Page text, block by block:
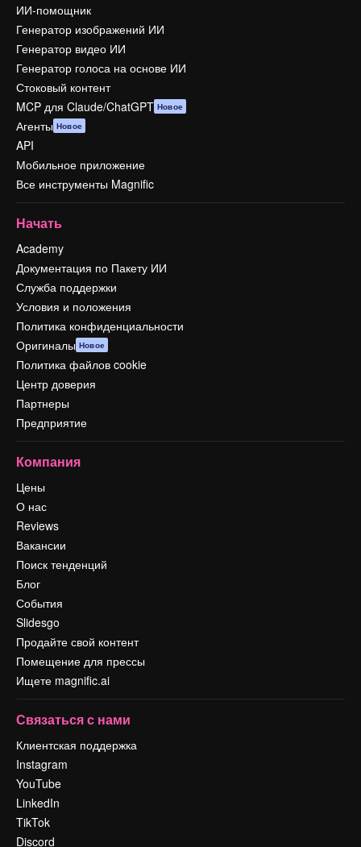
ИИ-помощник
Генератор изображений ИИ
Генератор видео ИИ
Генератор голоса на основе ИИ
Стоковый контент
MCP для Claude/ChatGPT Новое
Агенты Новое
API
Мобильное приложение
Все инструменты Magnific
Начать
Academy
Документация по Пакету ИИ
Служба поддержки
Условия и положения
Политика конфиденциальности
Оригиналы Новое
Политика файлов cookie
Центр доверия
Партнеры
Предприятие
Компания
Цены
О нас
Reviews
Вакансии
Поиск тенденций
Блог
События
Slidesgo
Продайте свой контент
Помещение для прессы
Ищете magnific.ai
Связаться с нами
Клиентская поддержка
Instagram
YouTube
LinkedIn
TikTok
Discord